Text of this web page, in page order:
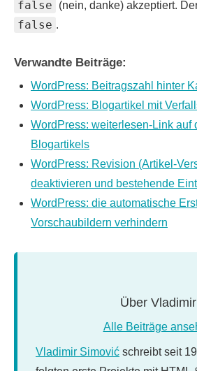
false (nein, danke) akzeptiert.
false .
Verwandte Beiträge:
WordPress: Beitragszahl hinter
WordPress: Blogartikel mit
WordPress: weiterlesen-Link auf
Blogartikels
WordPress: Revision (Artikel-
deaktivieren und bestehende
WordPress: die automatische
Vorschaubildern verhindern
Über Vladimir
Alle Beiträge
Vladimir Simović schreibt seit